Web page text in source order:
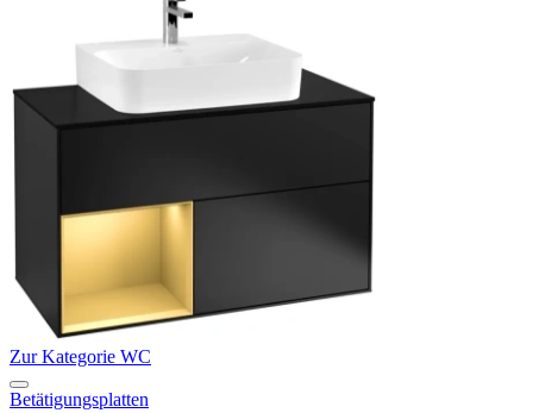
Zur Kategorie WC
Betätigungsplatten